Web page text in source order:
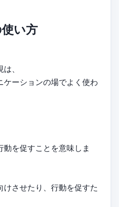
使い方
、
ケーションの場でよく使わ
を促すことを意味しま
けさせたり、行動を促すた